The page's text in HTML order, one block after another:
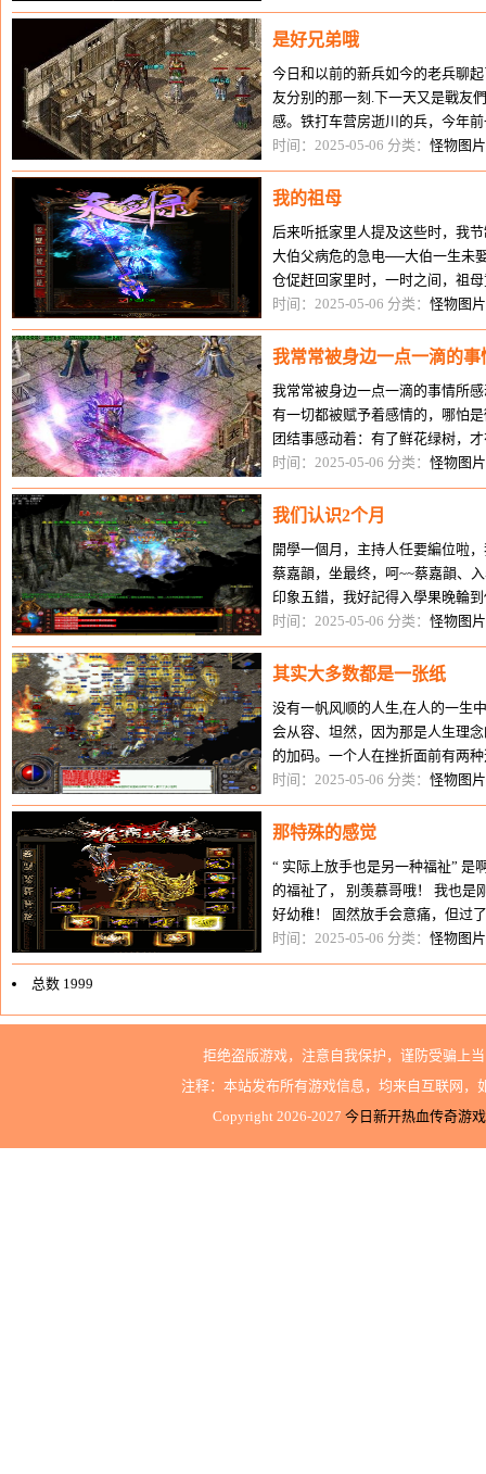
是好兄弟哦
今日和以前的新兵如今的老兵聊
友分别的那一刻.下一天又是戰友
感。铁打车营房逝川的兵，今年
.** 大庚 習友 小 松 ……）雖然
时间：2025-05-06 分类： 怪物图片
我的祖母
后来听抵家里人提及这些时，我
大伯父病危的急电──大伯一生
仓促赶回家里时，一时之间，祖
母受惊不小。她要我蹲在她的眼前
时间：2025-05-06 分类： 怪物图片
我常常被身边一点一滴的事
我常常被身边一点一滴的事情所
有一切都被赋予着感情的，哪怕
团结事感动着：有了鲜花绿树，
时间：2025-05-06 分类： 怪物图片
我们认识2个月
開學一個月，主持人任要編位啦
蔡嘉韻，坐最终，呵~~蔡嘉韻、
印象五錯，我好記得入學果晚輪
我同我同桌都卑你把聲摇撼左咯，
时间：2025-05-06 分类： 怪物图片
其实大多数都是一张纸
没有一帆风顺的人生,在人的一生
会从容、坦然，因为那是人生理
的加码。一个人在挫折面前有两
它，一是悲观失望一蹶不振。前者
时间：2025-05-06 分类： 怪物图片
那特殊的感觉
“ 实际上放手也是另一种福祉” 是
的福祉了， 别羡慕哥哦！ 我也是
好幼稚！ 固然放手会意痛，但过
期望来世别再这么了。人嘛
时间：2025-05-06 分类： 怪物图片
总数 1999
1
拒绝盗版游戏，注意自我保护，谨防受骗上
注释：本站发布所有游戏信息，均来自互联网
Copyright 2026-2027 今日新开热血传奇游